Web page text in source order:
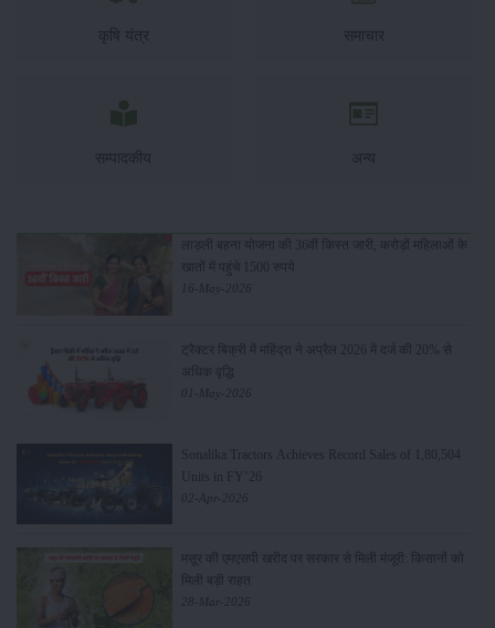
कृषि यंत्र समाचार
सम्पादकीय अन्य
लाड़ली बहना योजना की 36वीं किस्त जारी, करोड़ों महिलाओं के
खातों में पहुंचे 1500 रुपये
16-May-2026
ट्रैक्टर बिक्री में महिंद्रा ने अप्रैल 2026 में दर्ज की 20% से
अधिक वृद्धि
01-May-2026
Sonalika Tractors Achieves Record Sales of 1,80,504
Units in FY’26
02-Apr-2026
मसूर की एमएसपी खरीद पर सरकार से मिली मंजूरी: किसानों को
मिली बड़ी राहत
28-Mar-2026